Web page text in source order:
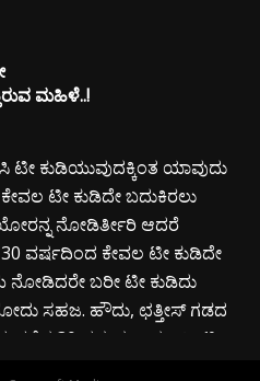
ಮಹಿಳೆ..!
ಕುಡಿಯುವುದಕ್ಕಿಂತ ಯಾವುದು
ಟೀ ಕುಡಿದೇ ಬದುಕಿರಲು
ನೋಡಿರ್ತೀರಿ ಆದರೆ
ವರ್ಷದಿಂದ ಕೇವಲ ಟೀ ಕುಡಿದೇ
ನೋಡಿದರೇ ಬರೀ ಟೀ ಕುಡಿದು
ಸಹಜ. ಹೌದು, ಛತ್ತೀಸ್ ಗಡದ
30 ವರ್ಷಗಳಿಂದ ಬರೀ ಟೀ